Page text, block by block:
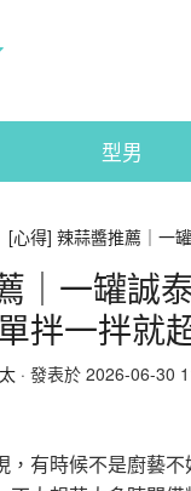
型男
[心得] 辣蒜醬推薦｜一
｜一罐誠
拌一拌就
· 發表於 2026-06-30
有時候不是廚藝不